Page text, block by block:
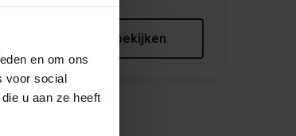
en om ons
voor social
u aan ze heeft
Product bekijken